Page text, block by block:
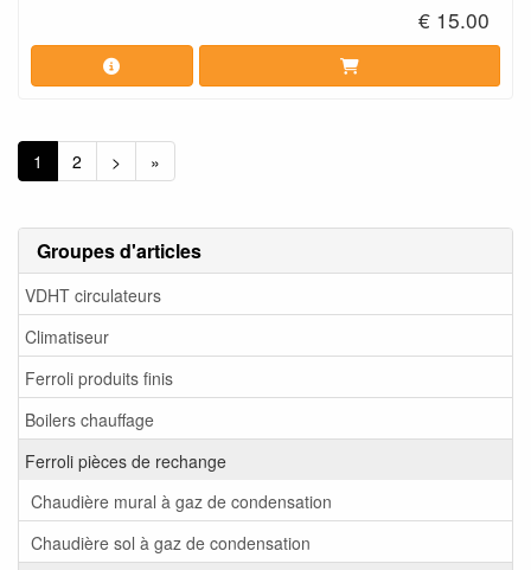
Groupes d'articles
VDHT circulateurs
Climatiseur
Ferroli produits finis
Boilers chauffage
Ferroli pièces de rechange
Chaudière mural à gaz de condensation
Chaudière sol à gaz de condensation
€ 15.00
1 2 > »